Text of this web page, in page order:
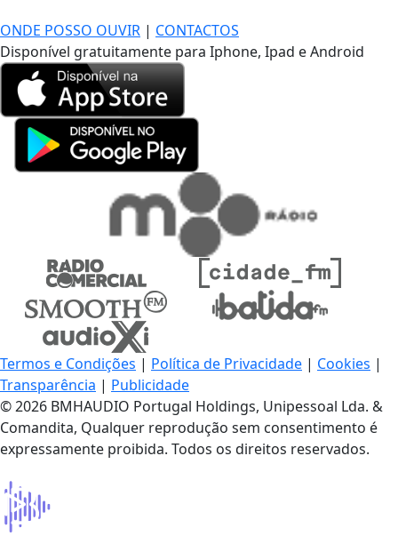
ONDE POSSO OUVIR | CONTACTOS
Disponível gratuitamente para Iphone, Ipad e Android
Termos e Condições | Política de Privacidade | Cookies |
Transparência | Publicidade
© 2026 BMHAUDIO Portugal Holdings, Unipessoal Lda. &
Comandita, Qualquer reprodução sem consentimento é
expressamente proibida. Todos os direitos reservados.